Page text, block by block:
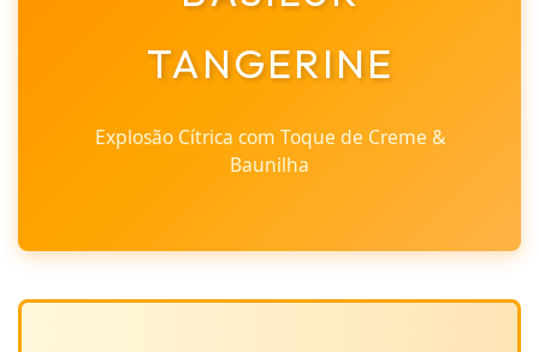
TANGERINE
Explosão Cítrica com Toque de Creme &
Baunilha